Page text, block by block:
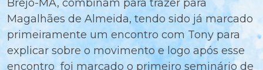
Brejo-MA, combinam para trazer para
Magalhães de Almeida, tendo sido já marcado
primeiramente um encontro com Tony para
explicar sobre o movimento e logo após esse
encontro foi marcado o primeiro seminário de